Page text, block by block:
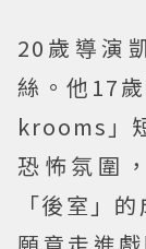
20歲導演
絲。他17
krooms」
恐怖氛圍
「後室」